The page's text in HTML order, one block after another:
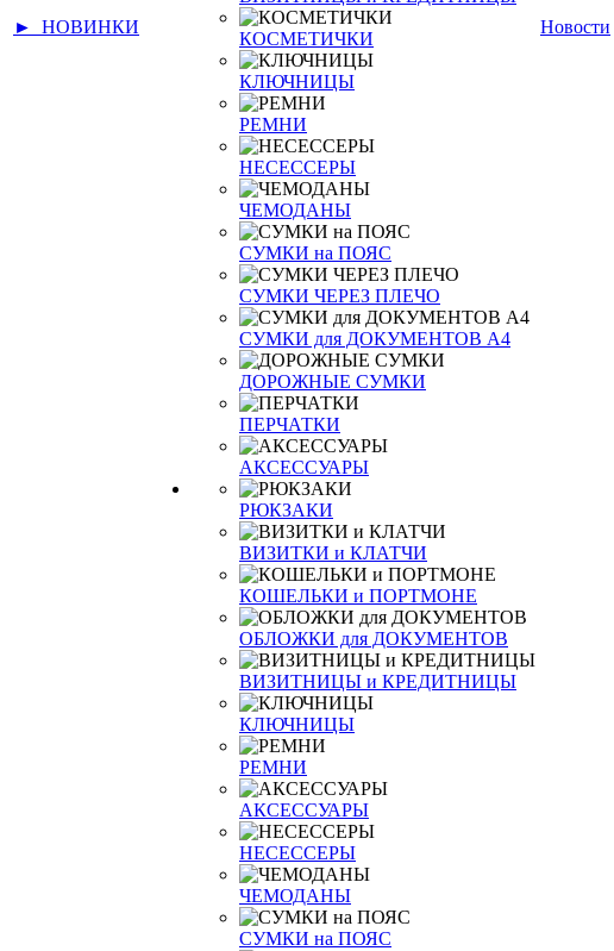
► НОВИНКИ
КОСМЕТИЧКИ
КЛЮЧНИЦЫ
РЕМНИ
НЕСЕССЕРЫ
ЧЕМОДАНЫ
СУМКИ на ПОЯС
СУМКИ ЧЕРЕЗ ПЛЕЧО
СУМКИ для ДОКУМЕНТОВ А4
ДОРОЖНЫЕ СУМКИ
ПЕРЧАТКИ
АКСЕССУАРЫ
РЮКЗАКИ
ВИЗИТКИ и КЛАТЧИ
КОШЕЛЬКИ и ПОРТМОНЕ
ОБЛОЖКИ для ДОКУМЕНТОВ
ВИЗИТНИЦЫ и КРЕДИТНИЦЫ
КЛЮЧНИЦЫ
РЕМНИ
АКСЕССУАРЫ
НЕСЕССЕРЫ
ЧЕМОДАНЫ
СУМКИ на ПОЯС
Новости